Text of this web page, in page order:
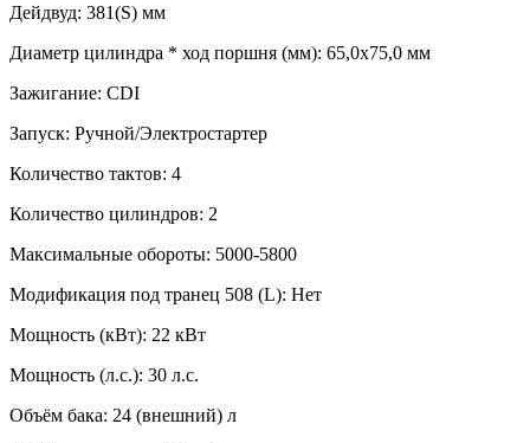
Дейдвуд: 381(S) мм
Диаметр цилиндра * ход поршня (мм): 65,0x75,0 мм
Зажигание: CDI
Запуск: Ручной/Электростартер
Количество тактов: 4
Количество цилиндров: 2
Максимальные обороты: 5000-5800
Модификация под транец 508 (L): Нет
Мощность (кВт): 22 кВт
Мощность (л.с.): 30 л.с.
Объём бака: 24 (внешний) л